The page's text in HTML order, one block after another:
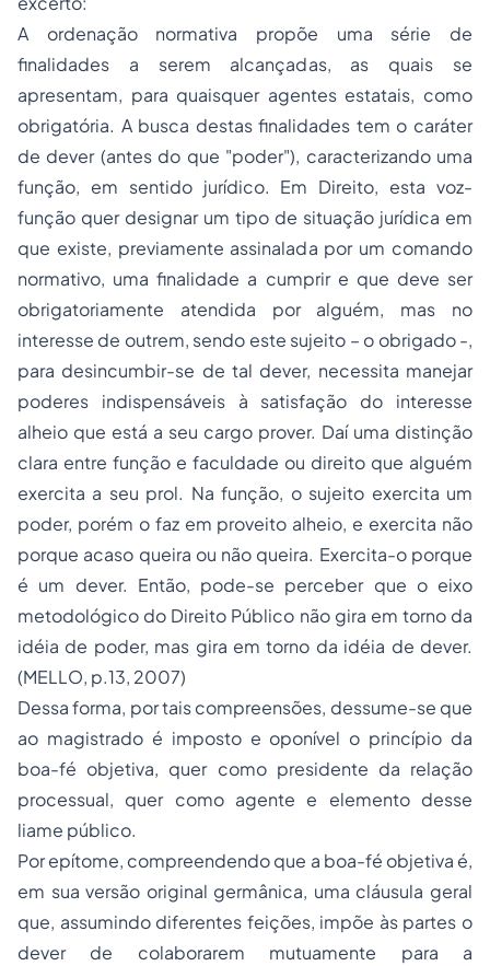
A ordenação normativa propõe uma série de
finalidades a serem alcançadas, as quais se
apresentam, para quaisquer agentes estatais, como
obrigatória. A busca destas finalidades tem o caráter
de dever (antes do que "poder"), caracterizando uma
função, em sentido jurídico. Em Direito, esta voz-
função quer designar um tipo de situação jurídica em
que existe, previamente assinalada por um comando
normativo, uma finalidade a cumprir e que deve ser
obrigatoriamente atendida por alguém, mas no
interesse de outrem, sendo este sujeito – o obrigado -,
para desincumbir-se de tal dever, necessita manejar
poderes indispensáveis à satisfação do interesse
alheio que está a seu cargo prover. Daí uma distinção
clara entre função e faculdade ou direito que alguém
exercita a seu prol. Na função, o sujeito exercita um
poder, porém o faz em proveito alheio, e exercita não
porque acaso queira ou não queira. Exercita-o porque
é um dever. Então, pode-se perceber que o eixo
metodológico do Direito Público não gira em torno da
idéia de poder, mas gira em torno da idéia de dever.
(MELLO, p.13, 2007)
Dessa forma, por tais compreensões, dessume-se que
ao magistrado é imposto e oponível o princípio da
boa-fé objetiva, quer como presidente da relação
processual, quer como agente e elemento desse
liame público.
Por epítome, compreendendo que a boa-fé objetiva é,
em sua versão original germânica, uma cláusula geral
que, assumindo diferentes feições, impõe às partes o
dever de colaborarem mutuamente para a